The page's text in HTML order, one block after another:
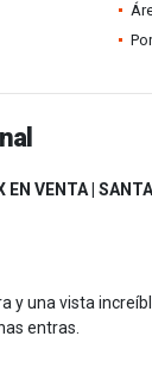
VENTA |
y una vista
entras.